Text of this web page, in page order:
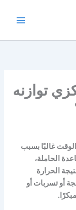
توازنه
غالبًا بسبب
الحاملة،
الحرارة
أو تسربات أو